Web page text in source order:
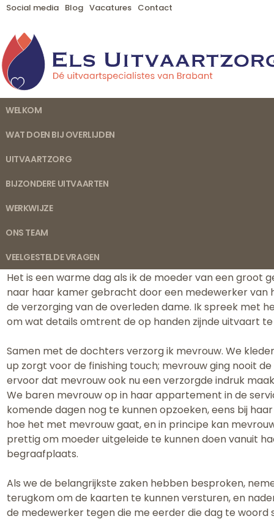
Social media Blog Vacatures Contact
WELKOM
WAT DOEN BIJ OVERLIJDEN
UITVAARTZORG
BIJZONDERE UITVAARTEN
WERKWIJZE
ONS TEAM
VEELGESTELDE VRAGEN
Het is een warme dag als ik de moeder van een groot
naar haar kamer gebracht door een medewerker van
de verzorging van de overleden dame. Ik spreek met
om wat details omtrent de op handen zijnde uitvaart
Samen met de dochters verzorg ik mevrouw. We
up zorgt voor de finishing touch; mevrouw ging nooit
ervoor dat mevrouw ook nu een verzorgde indruk
We baren mevrouw op in haar appartement in de
komende dagen nog te kunnen opzoeken, eens bij
hoe het met mevrouw gaat, en in principe kan
prettig om moeder uitgeleide te kunnen doen vanuit
begraafplaats.
Als we de belangrijkste zaken hebben besproken,
terugkom om de kaarten te kunnen versturen, en
de medewerker tegen die me eerder die dag te woord